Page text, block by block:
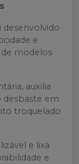
desenvolvido
e
modelos
auxilia
desbaste em
troquelado
e lixa
e